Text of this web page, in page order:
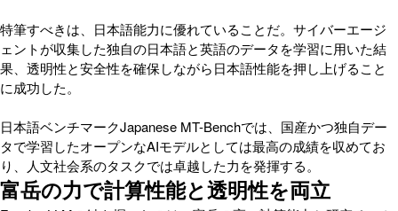
特筆すべきは、日本語能力に優れていることだ。サイバーエージ
ェントが収集した独自の日本語と英語のデータを学習に用いた結
果、透明性と安全性を確保しながら日本語性能を押し上げること
に成功した。
日本語ベンチマークJapanese MT-Benchでは、国産かつ独自デー
タで学習したオープンなAIモデルとしては最高の成績を収めてお
り、人文社会系のタスクでは卓越した力を発揮する。
富岳の力で計算性能と透明性を両立